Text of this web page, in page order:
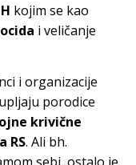
kojim se kao
i veličanje
i organizacije
porodice
krivične
RS. Ali bh.